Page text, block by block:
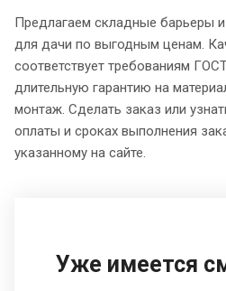
Предлагаем складные барьеры
для дачи по выгодным ценам.
соответствует требованиям
длительную гарантию на
монтаж. Сделать заказ или
оплаты и сроках выполнения
указанному на сайте.
Уже имеется